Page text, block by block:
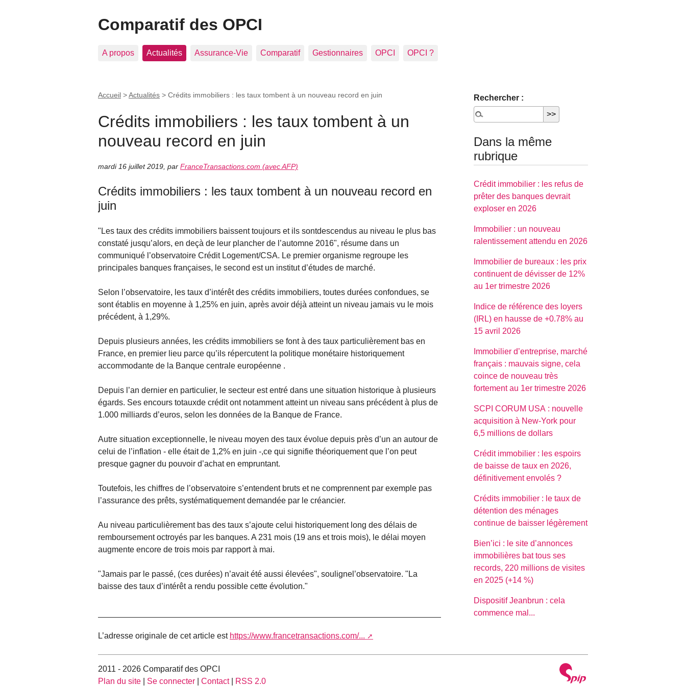
Comparatif des OPCI
A propos Actualités Assurance-Vie Comparatif Gestionnaires OPCI OPCI ?
Accueil >Actualités > Crédits immobiliers : les taux tombent à un nouveau record en juin
Crédits immobiliers : les taux tombent à un
nouveau record en juin
mardi 16 juillet 2019 par FranceTransactions.com (avec AFP)
Crédits immobiliers : les taux tombent à un nouveau record en
juin
"Les taux des crédits immobiliers baissent toujours et ils sontdescendus au niveau le plus bas
constaté jusqu’alors, en deçà de leur plancher de l’automne 2016", résume dans un
communiqué l’observatoire Crédit Logement/CSA. Le premier organisme regroupe les
principales banques françaises, le second est un institut d’études de marché.
Selon l’observatoire, les taux d’intérêt des crédits immobiliers, toutes durées confondues, se
sont établis en moyenne à 1,25% en juin, après avoir déjà atteint un niveau jamais vu le mois
précédent, à 1,29%.
Depuis plusieurs années, les crédits immobiliers se font à des taux particulièrement bas en
France, en premier lieu parce qu’ils répercutent la politique monétaire historiquement
accommodante de la Banque centrale européenne .
Depuis l’an dernier en particulier, le secteur est entré dans une situation historique à plusieurs
égards. Ses encours totauxde crédit ont notamment atteint un niveau sans précédent à plus de
1.000 milliards d’euros, selon les données de la Banque de France.
Autre situation exceptionnelle, le niveau moyen des taux évolue depuis près d’un an autour de
celui de l’inflation - elle était de 1,2% en juin -,ce qui signifie théoriquement que l’on peut
presque gagner du pouvoir d’achat en empruntant.
Toutefois, les chiffres de l’observatoire s’entendent bruts et ne comprennent par exemple pas
l’assurance des prêts, systématiquement demandée par le créancier.
Au niveau particulièrement bas des taux s’ajoute celui historiquement long des délais de
remboursement octroyés par les banques. A 231 mois (19 ans et trois mois), le délai moyen
augmente encore de trois mois par rapport à mai.
"Jamais par le passé, (ces durées) n’avait été aussi élevées", soulignel’observatoire. "La
baisse des taux d’intérêt a rendu possible cette évolution."
L’adresse originale de cet article est https://www.francetransactions.com/...
Rechercher :
Dans la même
rubrique
Crédit immobilier : les refus de
prêter des banques devrait
exploser en 2026
Immobilier : un nouveau
ralentissement attendu en 2026
Immobilier de bureaux : les prix
continuent de dévisser de 12%
au 1er trimestre 2026
Indice de référence des loyers
(IRL) en hausse de +0.78% au
15 avril 2026
Immobilier d’entreprise, marché
français : mauvais signe, cela
coince de nouveau très
fortement au 1er trimestre 2026
SCPI CORUM USA : nouvelle
acquisition à New-York pour
6,5 millions de dollars
Crédit immobilier : les espoirs
de baisse de taux en 2026,
définitivement envolés ?
Crédits immobilier : le taux de
détention des ménages
continue de baisser légèrement
Bien’ici : le site d’annonces
immobilières bat tous ses
records, 220 millions de visites
en 2025 (+14 %)
Dispositif Jeanbrun : cela
commence mal...
2011 - 2026 Comparatif des OPCI
Plan du site
Se connecter Contact| RSS 2.0